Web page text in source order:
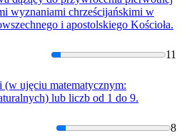
wyznaniami chrześcijańskimi w
i apostolskiego Kościoła.
11
i (w ujęciu matematycznym:
lub liczb od 1 do 9.
8